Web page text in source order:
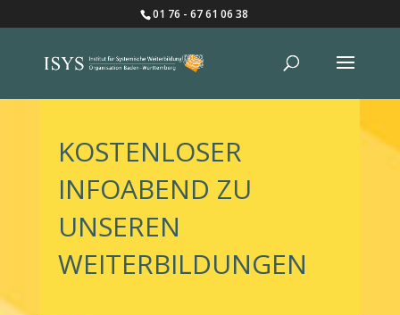
01 76 - 67 61 06 38
KOSTENLOSER
INFOABEND ZU
UNSEREN
WEITERBILDUNGEN